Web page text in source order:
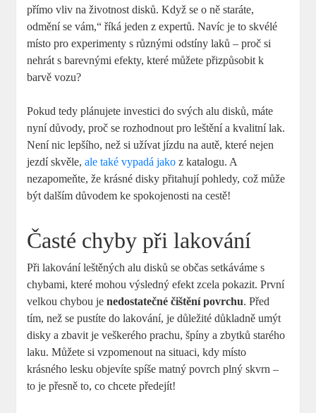
přímo vliv na životnost disků. Když se o ně staráte,
odmění se vám,“ říká jeden z expertů. Navíc je to skvélé
místo pro experimenty s různými odstíny laků – proč si
nehrát s barevnými efekty, které můžete přizpůsobit k
barvě vozu?
Pokud tedy plánujete investici do svých alu disků, máte
nyní důvody, proč se rozhodnout pro leštění a kvalitní lak.
Není nic lepšího, než si užívat jízdu na autě, které nejen
jezdí skvěle,ale také vypadá jako z katalogu. A
nezapomeňte, že krásné disky přitahují pohledy, což může
být dalším důvodem ke spokojenosti na cestě!
Časté chyby při lakování
Při lakování leštěných alu disků se občas setkáváme s
chybami, které mohou výsledný efekt zcela pokazit. První
velkou chybou jenedostatečné čištění povrchu. Před
tím, než se pustíte do lakování, je důležité důkladně umýt
disky a zbavit je veškerého prachu, špíny a zbytků starého
laku. Můžete si vzpomenout na situaci, kdy místo
krásného lesku objevíte spíše matný povrch plný skvrn –
to je přesně to, co chcete předejít!